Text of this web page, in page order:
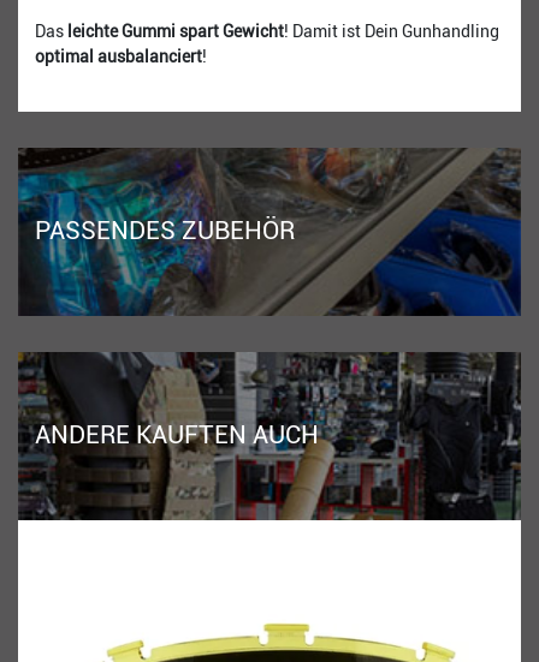
Das leichte Gummi spart Gewicht! Damit ist Dein Gunhandling
optimal ausbalanciert!
PASSENDES ZUBEHÖR
ANDERE KAUFTEN AUCH